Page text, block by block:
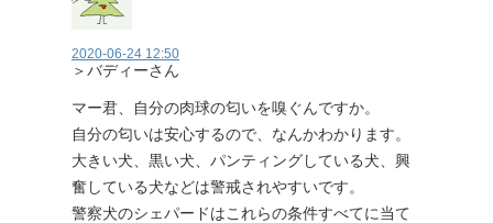
2020-06-24 12:50
＞バディーさん
マー君、自分の肉球の匂いを嗅ぐんですか。
自分の匂いは安心するので、なんかわかります。
大きい犬、黒い犬、パンティングしている犬、興
奮している犬などは警戒されやすいです。
警察犬のシェパードはこれらの条件すべてに当て